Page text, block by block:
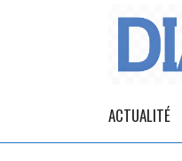
ACTUALITÉ